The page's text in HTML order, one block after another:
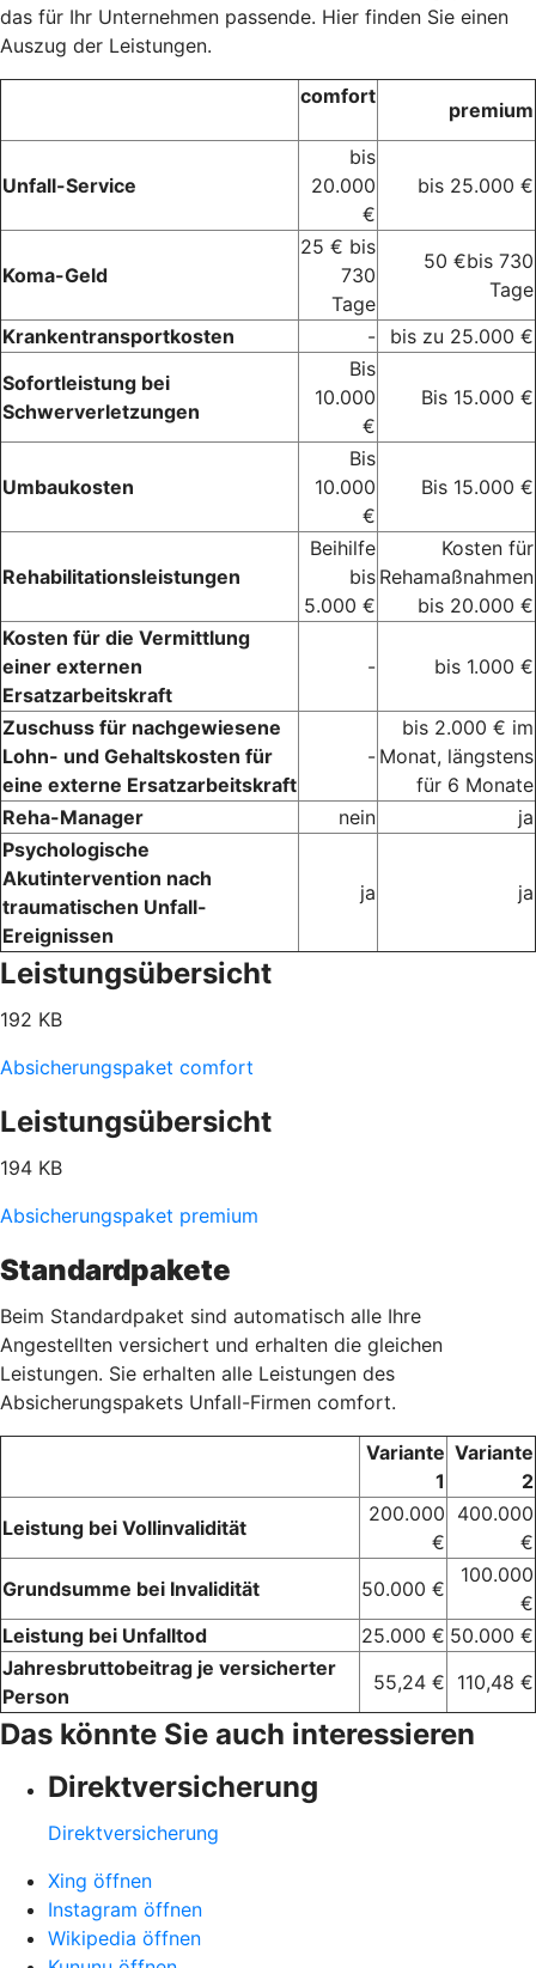
das für Ihr Unternehmen passende. Hier finden Sie einen
Auszug der Leistungen.
comfort
premium
Unfall-Service
bis
20.000
€
bis 25.000 €
Koma-Geld
25 € bis
730
Tage
50 €bis 730
Tage
Krankentransportkosten
-
bis zu 25.000 €
Sofortleistung bei
Schwerverletzungen
Bis
10.000
€
Bis 15.000 €
Umbaukosten
Bis
10.000
€
Bis 15.000 €
Rehabilitationsleistungen
Beihilfe
bis
5.000 €
Kosten für
Rehamaßnahmen
bis 20.000 €
Kosten für die Vermittlung
einer externen
Ersatzarbeitskraft
- bis 1.000 €
Zuschuss für nachgewiesene
Lohn- und Gehaltskosten für
eine externe Ersatzarbeitskraft
-
bis 2.000 € im
Monat, längstens
für 6 Monate
Reha-Manager
nein
ja
Psychologische
Akutintervention nach
traumatischen Unfall-
Ereignissen
ja ja
Leistungsübersicht
192 KB
Absicherungspaket comfort
Leistungsübersicht
194 KB
Absicherungspaket premium
Standardpakete
Beim Standardpaket sind automatisch alle Ihre
Angestellten versichert und erhalten die gleichen
Leistungen. Sie erhalten alle Leistungen des
Absicherungspakets Unfall-Firmen comfort.
Variante
1
Variante
2
Leistung bei Vollinvalidität
200.000
€
400.000
€
Grundsumme bei Invalidität
50.000 €
100.000
€
Leistung bei Unfalltod
25.000 € 50.000 €
Jahresbruttobeitrag je versicherter
Person
55,24 € 110,48 €
Das könnte Sie auch interessieren
Direktversicherung
Direktversicherung
Xing öffnen
Instagram öffnen
Wikipedia öffnen